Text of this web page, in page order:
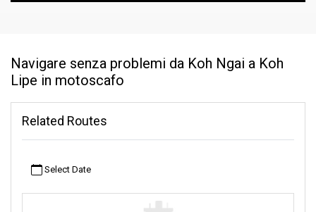
Navigare senza problemi da Koh Ngai a Koh
Lipe in motoscafo
Related Routes
Select Date